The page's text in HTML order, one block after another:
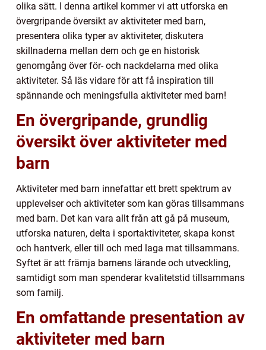
olika sätt. I denna artikel kommer vi att utforska en
övergripande översikt av aktiviteter med barn,
presentera olika typer av aktiviteter, diskutera
skillnaderna mellan dem och ge en historisk
genomgång över för- och nackdelarna med olika
aktiviteter. Så läs vidare för att få inspiration till
spännande och meningsfulla aktiviteter med barn!
En övergripande, grundlig
översikt över aktiviteter med
barn
Aktiviteter med barn innefattar ett brett spektrum av
upplevelser och aktiviteter som kan göras tillsammans
med barn. Det kan vara allt från att gå på museum,
utforska naturen, delta i sportaktiviteter, skapa konst
och hantverk, eller till och med laga mat tillsammans.
Syftet är att främja barnens lärande och utveckling,
samtidigt som man spenderar kvalitetstid tillsammans
som familj.
En omfattande presentation av
aktiviteter med barn